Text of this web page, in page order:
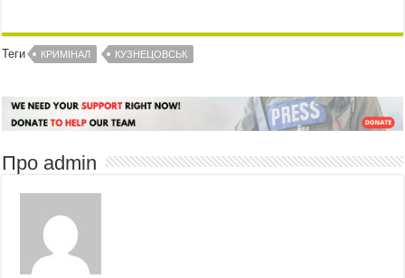
Теги КРИМІНАЛ КУЗНЕЦОВСЬК
Про admin